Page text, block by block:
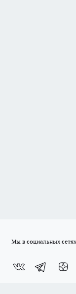
Мы в социальных сетях